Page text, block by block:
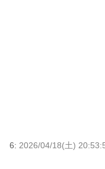
6: 2026/04/18(土)